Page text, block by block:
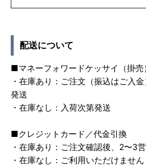
配送について
■マネーフォワードケッサイ（掛売
・在庫あり：ご注文（振込はご入
発送
・在庫なし：入荷次第発送
■クレジットカード／代金引換
・在庫あり：ご注文確認後、2〜3
・在庫なし：ご利用いただけません